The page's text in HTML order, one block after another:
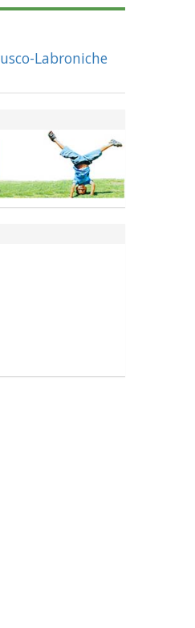
nel Cda di
prima riunione
Labroniche